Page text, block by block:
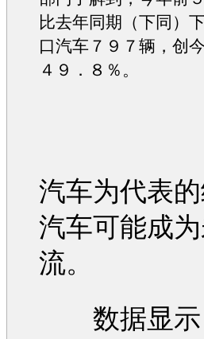
比去年同期（下同）
口汽车 ７９７辆，创
４９．８％。
汽车为代表
汽车可能成
流。
数据显示